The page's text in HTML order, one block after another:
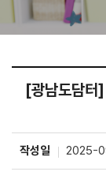
[광남도담터
작성일 2025-